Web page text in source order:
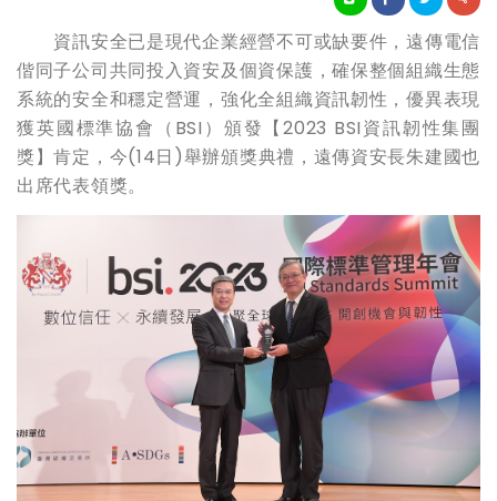
資訊安全已是現代企業經營不可或缺要件，遠傳電信
偕同子公司共同投入資安及個資保護，確保整個組織生態
系統的安全和穩定營運，強化全組織資訊韌性，優異表現
獲英國標準協會（BSI）頒發【2023 BSI資訊韌性集團
獎】肯定，今(14日)舉辦頒獎典禮，遠傳資安長朱建國也
出席代表領獎。